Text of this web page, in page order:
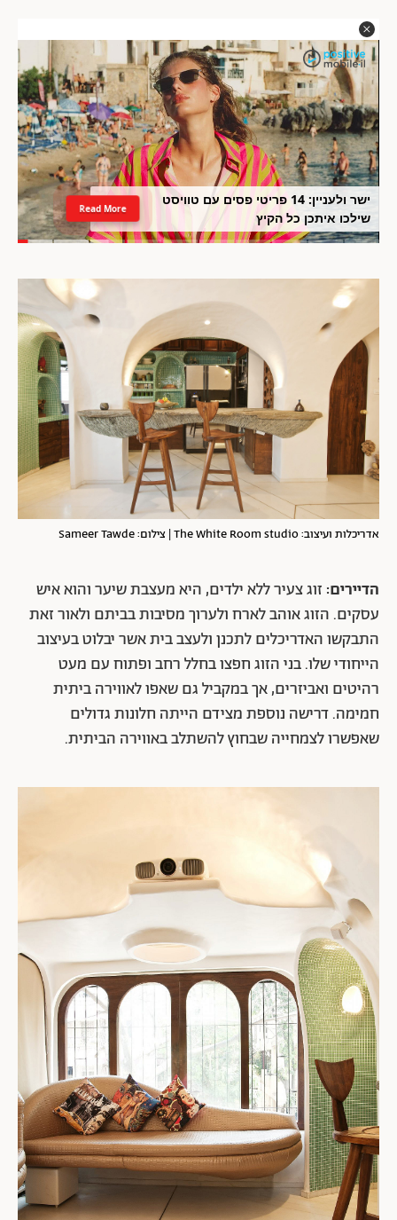
ישר ולעניין: 14 פריטי פסים עם טוויסט
שילכו איתכן כל הקיץ
Read More
אדריכלות ועיצוב: The White Room studio | צילום: Sameer Tawde
הדיירים: זוג צעיר ללא ילדים, היא מעצבת שיער והוא איש
עסקים. הזוג אוהב לארח ולערוך מסיבות בביתם ולאור זאת
התבקשו האדריכלים לתכנן ולעצב בית אשר יבלוט בעיצוב
הייחודי שלו. בני הזוג חפצו בחלל רחב ופתוח עם מעט
רהיטים ואביזרים, אך במקביל גם שאפו לאווירה ביתית
חמימה. דרישה נוספת מצידם הייתה חלונות גדולים
שאפשרו לצמחייה שבחוץ להשתלב באווירה הביתית.